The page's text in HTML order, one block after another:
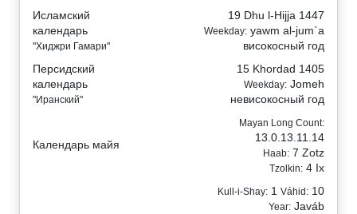
Исламский
календарь
"Хиджри Гамари"
19 Dhu l-Hijja 1447
Weekday: yawm al-jum`a
високосный год
Персидский
календарь
"Иранский"
15 Khordad 1405
Weekday: Jomeh
невисокосный год
Календарь майя
Mayan Long Count:
13.0.13.11.14
Haab: 7 Zotz
Tzolkin: 4 Ix
Kull-i-Shay: 1 Váhid: 10
Year: Javáb